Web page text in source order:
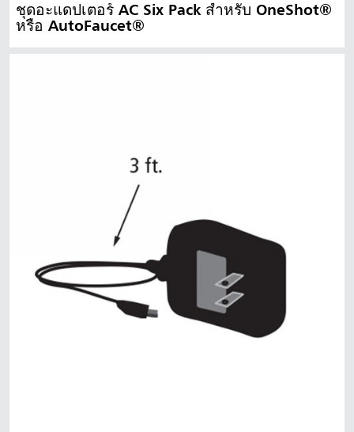
ชุดอะแดปเตอร์ AC Six Pack สำหรับ OneShot®
หรือ AutoFaucet®